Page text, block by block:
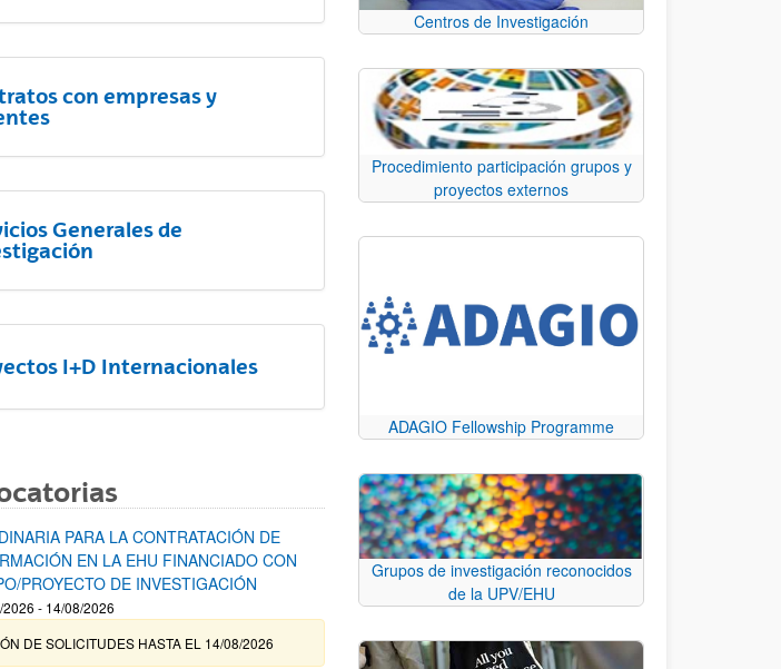
con empresas y
Generales de
I+D Internacionales
PARA LA CONTRATACIÓN DE
EN LA EHU FINANCIADO CON
PROYECTO DE INVESTIGACIÓN
- 14/08/2026
DE SOLICITUDES HASTA EL 14/08/2026
Centros de Investigación
Procedimiento participación grupos y
proyectos externos
ADAGIO Fellowship Programme
Grupos de investigación reconocidos
de la UPV/EHU